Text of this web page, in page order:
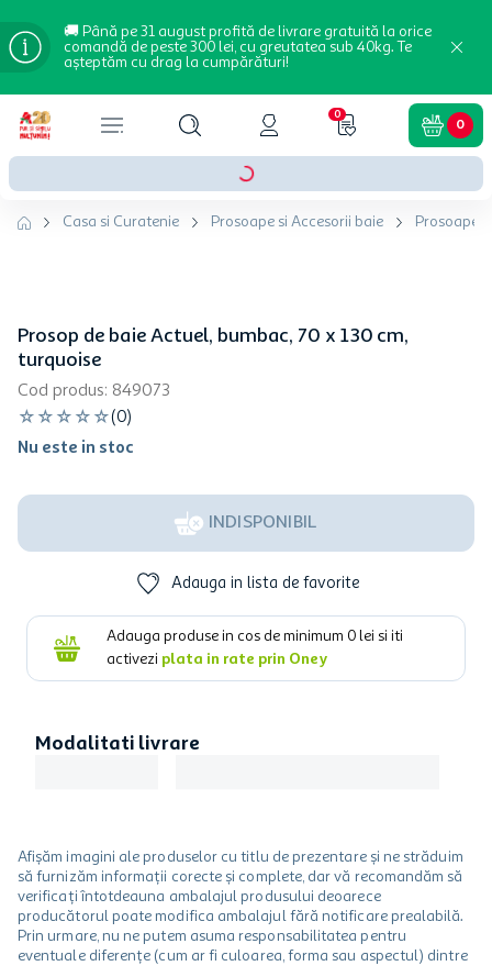
🚚 Până pe 31 august profită de livrare gratuită la orice
comandă de peste 300 lei, cu greutatea sub 40kg. Te
așteptăm cu drag la cumpărături!
0
0
Casa si Curatenie Prosoape si Accesorii baie Prosoape
Prosop de baie Actuel, bumbac, 70 x 130 cm,
turquoise
Cod produs: 849073
☆ ☆ ☆ ☆ ☆(0)
Nu este in stoc
INDISPONIBIL
Adauga in lista de favorite
Adauga produse in cos de minimum 0 lei si iti
activezi plata in rate prin Oney
Modalitati livrare
Afișăm imagini ale produselor cu titlu de prezentare și ne străduim
să furnizăm informații corecte și complete, dar vă recomandăm să
verificați întotdeauna ambalajul produsului deoarece
producătorul poate modifica ambalajul fără notificare prealabilă.
Prin urmare, nu ne putem asuma responsabilitatea pentru
eventuale diferențe (cum ar fi culoarea, forma sau aspectul) dintre